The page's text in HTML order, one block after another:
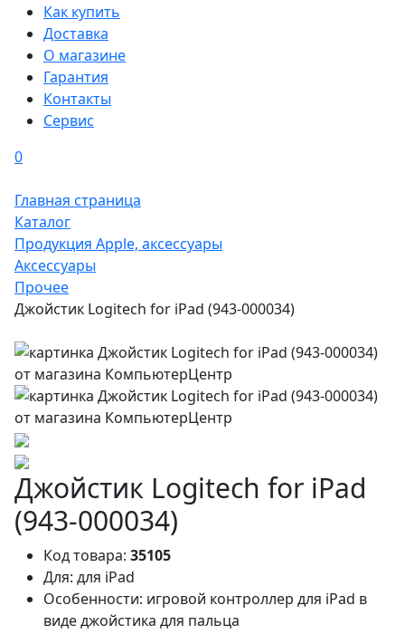
Как купить
Доставка
О магазине
Гарантия
Контакты
Сервис
0
Главная страница
Каталог
Продукция Apple, аксессуары
Аксессуары
Прочее
Джойстик Logitech for iPad (943-000034)
Джойстик Logitech for iPad
(943-000034)
Код товара: 35105
Для: для iPad
Особенности: игровой контроллер для iPad в
виде джойстика для пальца